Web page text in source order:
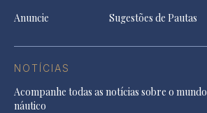
Anuncie
Sugestões de Pautas
NOTÍCIAS
Acompanhe todas as notícias sobre o mundo
náutico